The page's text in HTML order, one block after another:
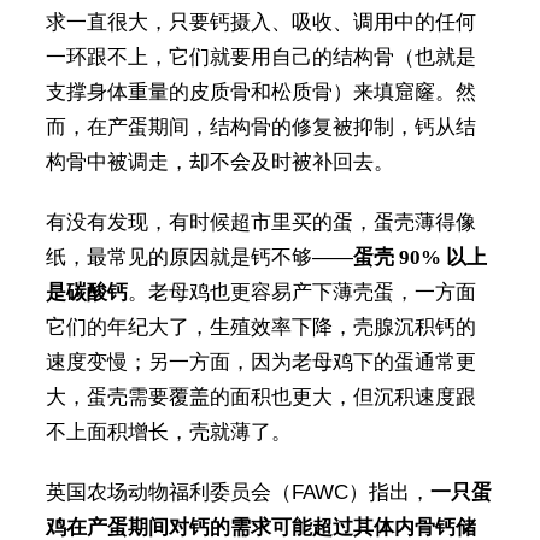
求一直很大，只要钙摄入、吸收、调用中的任何
一环跟不上，它们就要用自己的结构骨（也就是
支撑身体重量的皮质骨和松质骨）来填窟窿。然
而，在产蛋期间，结构骨的修复被抑制，钙从结
构骨中被调走，却不会及时被补回去。
有没有发现，有时候超市里买的蛋，蛋壳薄得像
纸，最常见的原因就是钙不够——蛋壳 90% 以上
是碳酸钙。老母鸡也更容易产下薄壳蛋，一方面
它们的年纪大了，生殖效率下降，壳腺沉积钙的
速度变慢；另一方面，因为老母鸡下的蛋通常更
大，蛋壳需要覆盖的面积也更大，但沉积速度跟
不上面积增长，壳就薄了。
英国农场动物福利委员会（FAWC）指出， 一只蛋
鸡在产蛋期间对钙的需求可能超过其体内骨钙储